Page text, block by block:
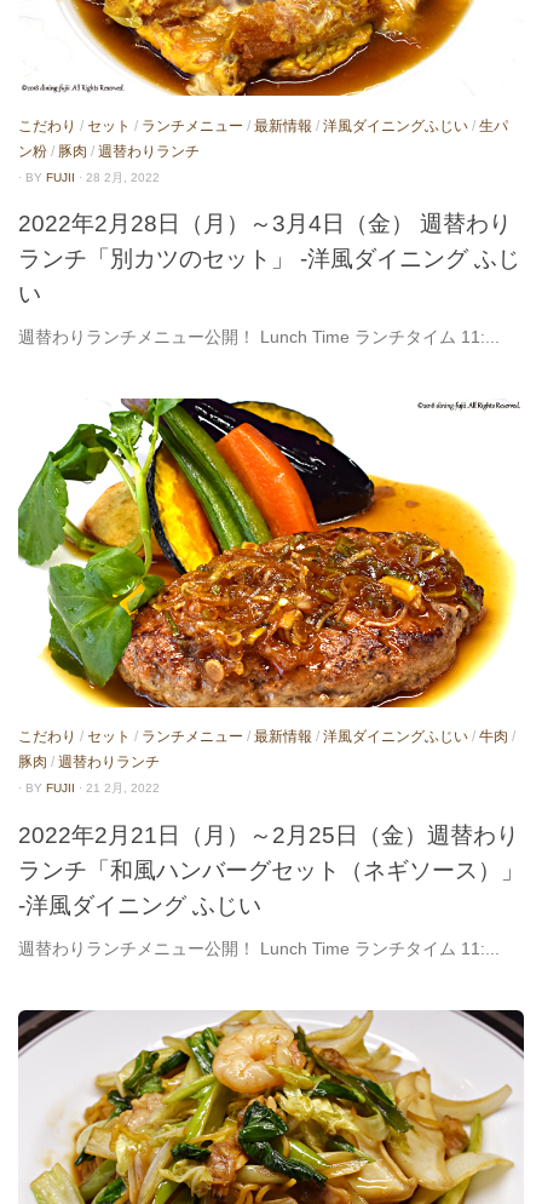
こだわり / セット / ランチメニュー / 最新情報 / 洋風ダイニングふじい / 生パ
ン粉 / 豚肉 / 週替わりランチ
· BY FUJII · 28 2月, 2022
2022年2月28日（月）～3月4日（金） 週替わり
ランチ「別カツのセット」 -洋風ダイニング ふじ
い
週替わりランチメニュー公開！ Lunch Time ランチタイム 11:...
こだわり / セット / ランチメニュー / 最新情報 / 洋風ダイニングふじい / 牛肉 /
豚肉 / 週替わりランチ
· BY FUJII · 21 2月, 2022
2022年2月21日（月）～2月25日（金）週替わり
ランチ「和風ハンバーグセット（ネギソース）」
-洋風ダイニング ふじい
週替わりランチメニュー公開！ Lunch Time ランチタイム 11:...